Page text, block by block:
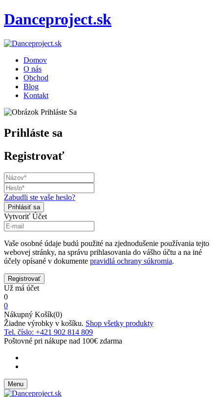
Danceproject.sk
Domov
O nás
Obchod
Blog
Kontakt
Prihláste sa
Registrovať
Zabudli ste vaše heslo?
Vytvoriť Účet
Vaše osobné údaje budú použité na zjednodušenie používania tejto
webovej stránky, na správu prihlasovania do vášho účtu a na iné
účely opísané v dokumente pravidlá ochrany súkromia.
Už má účet
0
0
Nákupný Košík(0)
Žiadne výrobky v košíku. Shop všetky produkty
Tel. číslo: +421 902 814 809
Poštovné pri nákupe nad 100€ zdarma
Menu